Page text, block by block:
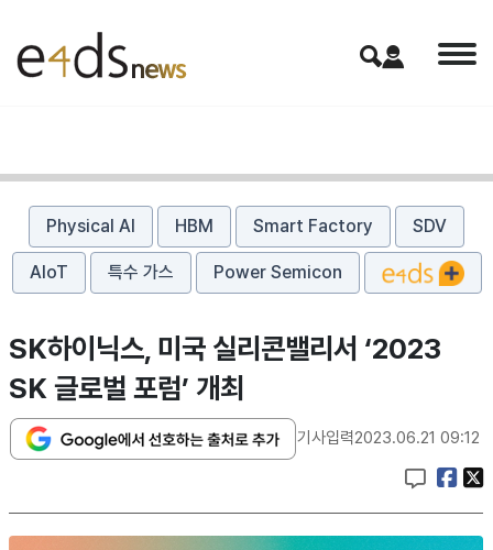
Physical AI HBM Smart Factory SDV
AIoT 특수 가스 Power Semicon
SK하이닉스, 미국 실리콘밸리서 ‘2023
SK 글로벌 포럼’ 개최
기사입력2023.06.21 09:12